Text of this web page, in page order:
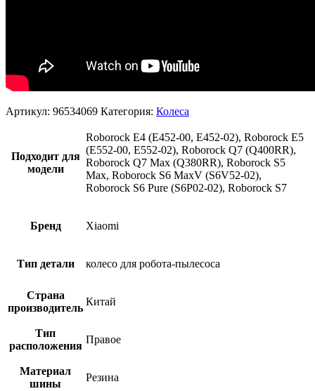
Артикул: 96534069 Категория: Колеса
Подходит для
модели
Roborock E4 (E452-00, E452-02), Roborock E5
(E552-00, E552-02), Roborock Q7 (Q400RR),
Roborock Q7 Max (Q380RR), Roborock S5
Max, Roborock S6 MaxV (S6V52-02),
Roborock S6 Pure (S6P02-02), Roborock S7
Бренд Xiaomi
Тип детали колесо для робота-пылесоса
Страна
производитель
Китай
Тип
расположения
Правое
Материал
шины
Резина